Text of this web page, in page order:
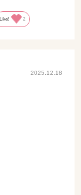
貰えました！専
Like! 2
2025.12.18